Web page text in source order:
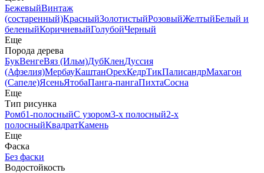
БежевыйВинтаж
(состаренный)КрасныйЗолотистыйРозовыйЖелтыйБелый и
беленыйКоричневыйГолубойЧерный
Еще
Порода дерева
БукВенгеВяз (Ильм)ДубКленДуссия
(Афзелия)МербауКаштанОрехКедрТикПалисандрМахагон
(Сапеле)ЯсеньЯтобаПанга-пангаПихтаСосна
Еще
Тип рисунка
Ромб1-полосныйС узором3-х полосный2-х
полосныйКвадратКамень
Еще
Фаска
Без фаски
Водостойкость